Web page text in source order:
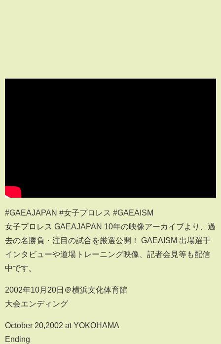
#GAEAJAPAN #女子プロレス #GAEAISM
女子プロレス GAEAJAPAN 10年の映像アーカイブより、過
去の名勝負・注目の試合を厳選公開！ GAEAISM 出場選手
インタビューや道場トレーニング映像、記者会見等も配信
中です。
2002年10月20日＠横浜文化体育館
大会エンディング
October 20,2002 at YOKOHAMA
Ending